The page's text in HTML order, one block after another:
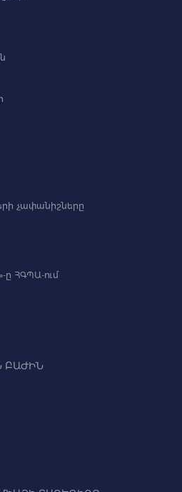
չափանիշները
ը ՀԳՊԱ-ում
ԲԱԺԻՆ